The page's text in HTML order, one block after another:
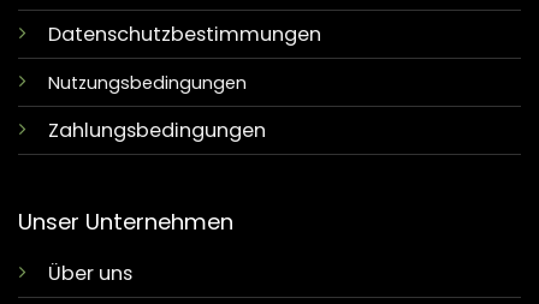
Datenschutzbestimmungen
Nutzungsbedingungen
Zahlungsbedingungen
Unser Unternehmen
Über uns